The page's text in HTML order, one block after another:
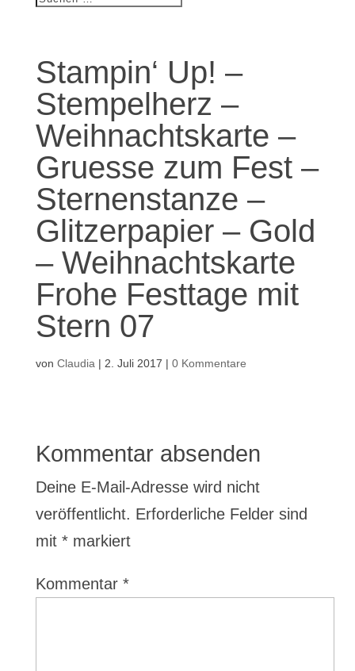
Stampin‘ Up! –
Stempelherz –
Weihnachtskarte –
Gruesse zum Fest –
Sternenstanze –
Glitzerpapier – Gold
– Weihnachtskarte
Frohe Festtage mit
Stern 07
von Claudia | 2. Juli 2017 | 0 Kommentare
Kommentar absenden
Deine E-Mail-Adresse wird nicht
veröffentlicht. Erforderliche Felder sind
mit *markiert
Kommentar *